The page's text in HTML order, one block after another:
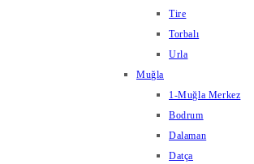
Tire
Torbalı
Urla
Muğla
1-Muğla Merkez
Bodrum
Dalaman
Datça